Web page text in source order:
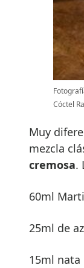
Cóctel
Muy
mezcla
cremosa.
60ml
25ml de
15ml nata